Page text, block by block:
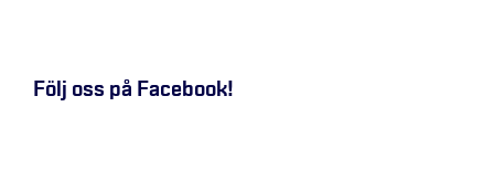
Följ oss på Facebook!